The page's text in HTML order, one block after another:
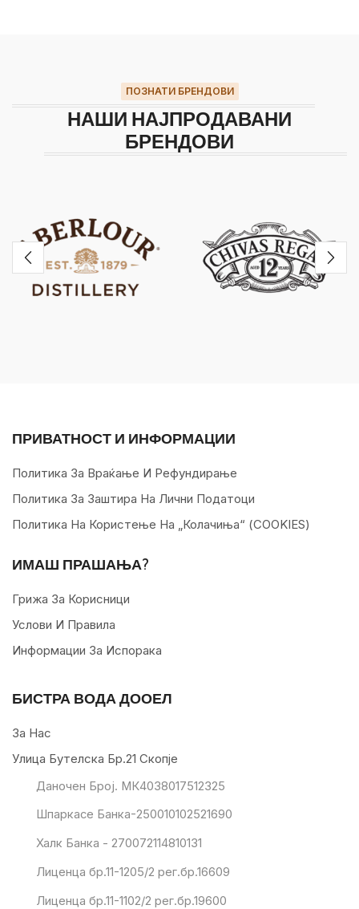
ПОЗНАТИ БРЕНДОВИ
НАШИ НАЈПРОДАВАНИ
БРЕНДОВИ
ПРИВАТНОСТ И ИНФОРМАЦИИ
Политика За Враќање И Рефундирање
Политика За Заштира На Лични Податоци
Политика На Користење На „колачиња“ (COOKIES)
ИМАШ ПРАШАЊА?
Грижа За Корисници
Услови И Правила
Информации За Испорака
БИСТРА ВОДА ДООЕЛ
За Нас
Улица Бутелска Бр.21 Скопје
Даночен Број. МК4038017512325
Шпаркасе Банка-250010102521690
Халк Банка - 270072114810131
Лиценца бр.11-1205/2 рег.бр.16609
Лиценца бр.11-1102/2 рег.бр.19600